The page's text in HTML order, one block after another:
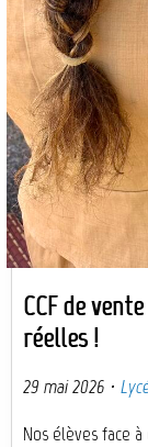
CCF de
réelles !
29 mai 2026 ·
Nos élèves face